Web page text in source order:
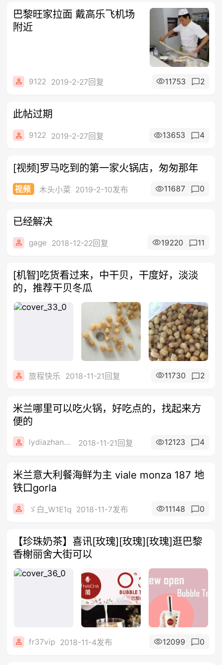
巴黎旺家拉面 戴高乐飞机场
附近
9122 2019-2-27回复 11753 2
此帖过期
9122 2019-2-27回复 13653 4
[视频]罗马吃到的第一家火锅店，匆匆那年
视频 木头小菜 2019-2-10发布 11687 0
已经解决
gage 2018-12-22回复 19220 11
[机智]吃货看过来，中干贝，干度好，淡淡
的，推荐干贝冬瓜
旅程快乐 2018-11-21回复 11730 2
米兰哪里可以吃火锅，好吃点的，找起来方
便的
lydiazhanghp 2018-11-21回复 12123 4
米兰意大利餐海鲜为主 viale monza 187 地
铁口gorla
ゞ白_W1E1q 2018-11-7发布 11148 0
【珍珠奶茶】喜讯[玫瑰][玫瑰][玫瑰]逛巴黎
香榭丽舍大街可以
fr37vip 2018-11-4发布 12099 0